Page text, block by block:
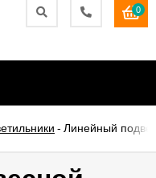
0
- Линейный